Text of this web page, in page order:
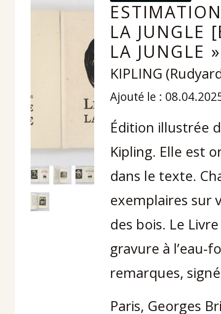
LA JUNGLE
LA JUNGLE »
KIPLING
Ajouté le :
Édition illustrée
Kipling. Elle est
dans le texte.
exemplaires sur
des bois. Le
gravure à l’eau-
remarques,
Paris, Georges